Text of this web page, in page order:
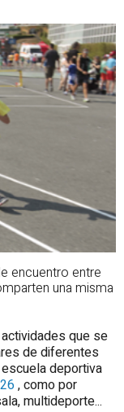
encuentro entre
una misma
que se
de diferentes
deportiva
, como por
multideporte...